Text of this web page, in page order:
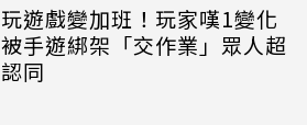
玩遊戲變加班！玩家嘆1變化
被手遊綁架「交作業」眾人超
認同